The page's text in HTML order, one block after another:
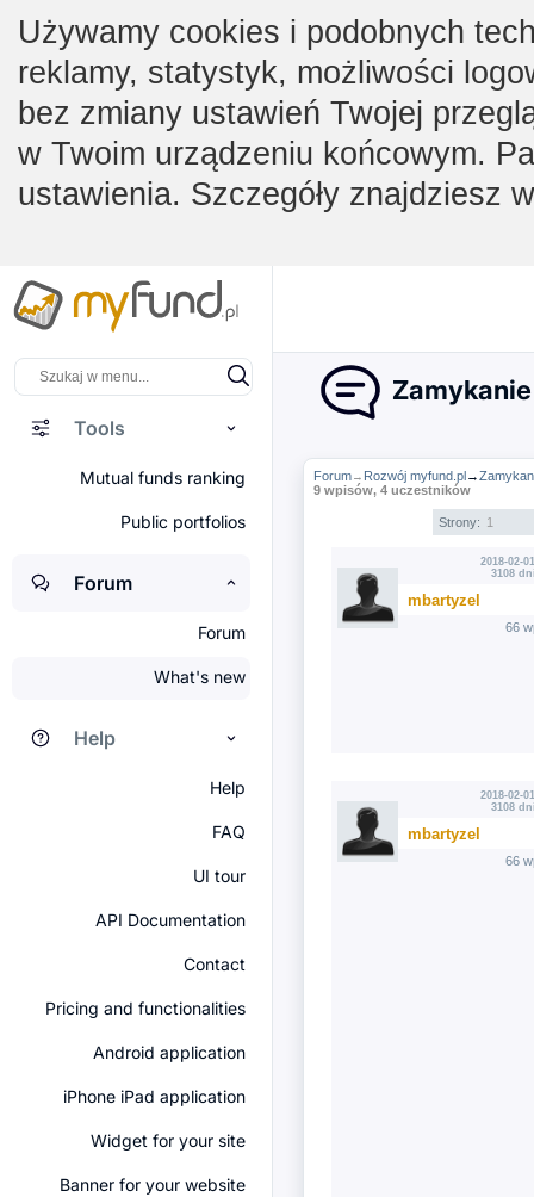
Używamy cookies i podobnych
reklamy, statystyk, możliwości
bez zmiany ustawień Twojej
w Twoim urządzeniu końcowym.
ustawienia. Szczegóły znajdziesz
Tools
Mutual funds ranking
Public portfolios
Forum
Forum
What's new
Help
Help
FAQ
UI tour
API Documentation
Contact
Pricing and functionalities
Android application
iPhone iPad application
Widget for your site
Banner for your website
Forum→ Rozwój myfund.pl→
9 wpisów, 4 uczestników
Strony: 1
2018-02-
3108
mbartyzel
66
2018-02-
3108
mbartyzel
66